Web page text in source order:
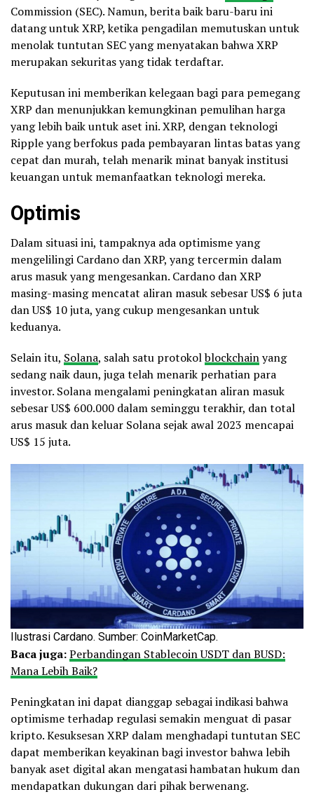
Commission (SEC). Namun, berita baik baru-baru ini
datang untuk XRP, ketika pengadilan memutuskan untuk
menolak tuntutan SEC yang menyatakan bahwa XRP
merupakan sekuritas yang tidak terdaftar.
Keputusan ini memberikan kelegaan bagi para pemegang
XRP dan menunjukkan kemungkinan pemulihan harga
yang lebih baik untuk aset ini. XRP, dengan teknologi
Ripple yang berfokus pada pembayaran lintas batas yang
cepat dan murah, telah menarik minat banyak institusi
keuangan untuk memanfaatkan teknologi mereka.
Optimis
Dalam situasi ini, tampaknya ada optimisme yang
mengelilingi Cardano dan XRP, yang tercermin dalam
arus masuk yang mengesankan. Cardano dan XRP
masing-masing mencatat aliran masuk sebesar US$ 6 juta
dan US$ 10 juta, yang cukup mengesankan untuk
keduanya.
Selain itu, Solana, salah satu protokolblockchainyang
sedang naik daun, juga telah menarik perhatian para
investor. Solana mengalami peningkatan aliran masuk
sebesar US$ 600.000 dalam seminggu terakhir, dan total
arus masuk dan keluar Solana sejak awal 2023 mencapai
US$ 15 juta.
Ilustrasi Cardano. Sumber: CoinMarketCap.
Baca juga:Perbandingan Stablecoin USDT dan BUSD:
Mana Lebih Baik?
Peningkatan ini dapat dianggap sebagai indikasi bahwa
optimisme terhadap regulasi semakin menguat di pasar
kripto. Kesuksesan XRP dalam menghadapi tuntutan SEC
dapat memberikan keyakinan bagi investor bahwa lebih
banyak aset digital akan mengatasi hambatan hukum dan
mendapatkan dukungan dari pihak berwenang.